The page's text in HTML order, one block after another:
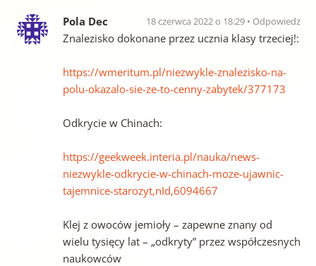
Pola Dec 18 czerwca 2022 o 18:29 Odpowiedz
Znalezisko dokonane przez ucznia klasy trzeciej!:
https://wmeritum.pl/niezwykle-znalezisko-na-
polu-okazalo-sie-ze-to-cenny-zabytek/377173
Odkrycie w Chinach:
https://geekweek.interia.pl/nauka/news-
niezwykle-odkrycie-w-chinach-moze-ujawnic-
tajemnice-starozyt,nId,6094667
Klej z owoców jemioły – zapewne znany od
wielu tysięcy lat – „odkryty” przez współczesnych
naukowców